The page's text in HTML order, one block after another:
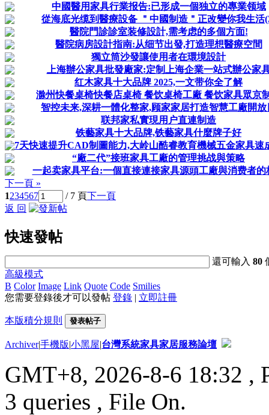
中國醫用家具行業报告:已形成一個独立的專業领域
從海底光缆到醫療設备 ＂中國制造＂正改變你我生活
醫院門診診室装修設計,需考虑的多個方面!
醫院病房設計指南:从细节出發,打造理想醫療空間
獨立筒沙發讓使用者在環境設計
上海辦公家具批發廠家:定制上海企業一站式辦公家
红木家具十大品牌 2025,一文带你全了解
滁州快餐桌椅快餐店桌椅 餐饮桌椅工廠 餐饮家具眾京
智控未来,深耕一體化整家,顾家家居打造智慧工廠開放
联邦家私實現用户直連制造
铁藝家具十大品牌,铁藝家具什麼牌子好
7天快速提升CAD制圖能力,大岭山酷睿教育機械五金家具速
“廠二代”接班家具工廠的管理挑战與策略
一起卖家具平台:一個直接連接家具源頭工廠與消费者的
下一頁 »
1234567 / 7 頁下一頁
返 回
快速發帖
還可輸入80
高級模式
B Color Image Link Quote Code Smilies
您需要登錄後才可以發帖 登錄 | 立即註冊
本版積分規則 發表帖子
Archiver|手機版|小黑屋|台灣系統家具家居服務論壇
GMT+8, 2026-8-6 18:32 ,
3 queries , File On.